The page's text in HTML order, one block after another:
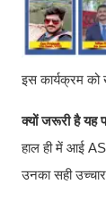
इस कार्यक्रम
क्यों जरूरी है यह
हाल ही में आई
उनका सही